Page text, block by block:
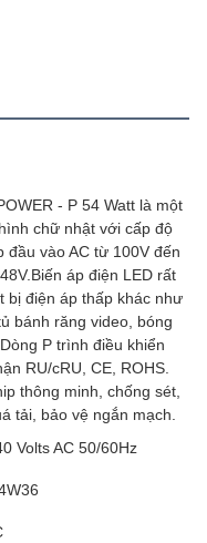
- P 54 Watt là một
chữ nhật với cấp độ
đầu vào AC từ 100V đến
Biến áp điện LED rất
bị điện áp thấp khác như
bánh răng video, bóng
Dòng P trình điều khiển
thông minh, chống sét,
tải, bảo vệ ngắn mạch.
Volts AC 50/60Hz